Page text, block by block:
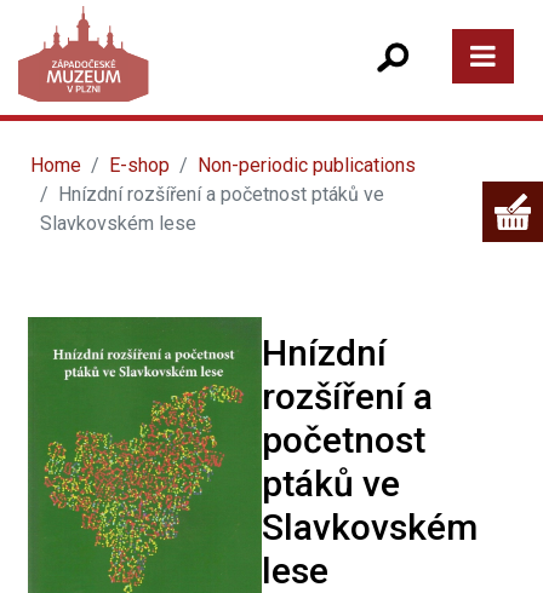
Home E-shop
Non-periodic publications
Hnízdní rozšíření a početnost ptáků ve
Slavkovském lese
Hnízdní
rozšíření a
početnost
ptáků ve
Slavkovském
lese